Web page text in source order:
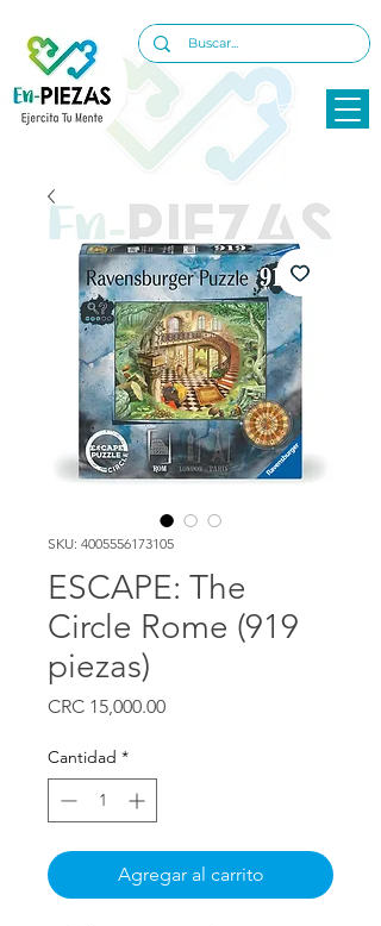
SKU: 4005556173105
ESCAPE: The
Circle Rome (919
piezas)
CRC 15,000.00Precio
Cantidad *
Agregar al carrito